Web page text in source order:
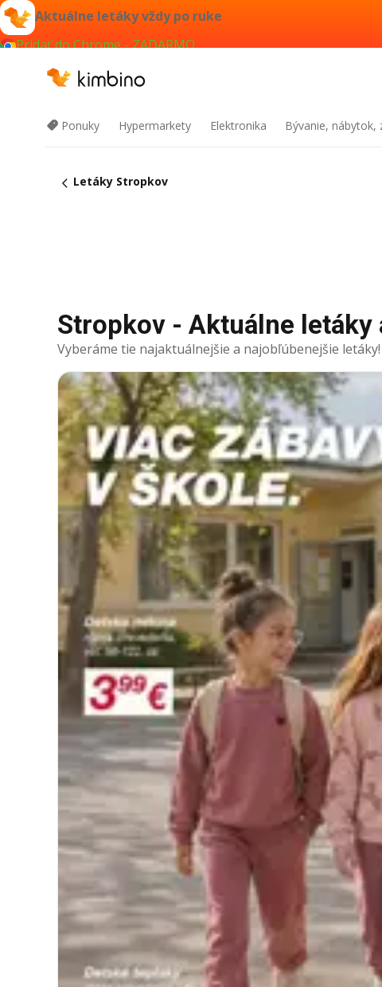
Aktuálne letáky vždy po ruke
Pridať do Chrome - ZADARMO
Ponuky Hypermarkety Elektronika Bývanie, nábytok,
Letáky Stropkov
Stropkov - Aktuálne letáky
Vyberáme tie najaktuálnejšie a najobľúbenejšie letáky!